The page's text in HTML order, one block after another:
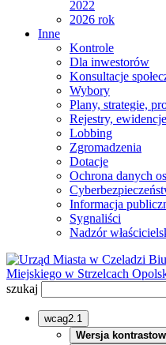
2022
2026 rok
Inne
Kontrole
Dla inwestorów
Konsultacje
Wybory
Plany, strategie,
Rejestry,
Lobbing
Zgromadzenia
Dotacje
Ochrona danych
Informacja
Sygnaliści
Nadzór
Miejskiego w Strzelcach
szukaj
wcag2.1
Wersja